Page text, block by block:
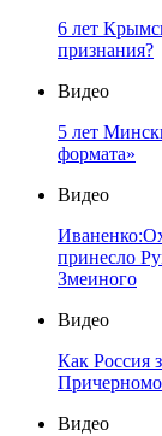
6 лет
признания?
Видео
5 лет
формата»
Видео
принесло
Змеиного
Видео
Как Россия
Видео